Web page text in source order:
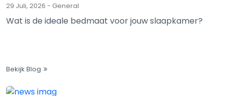
29 Juli, 2026 - General
Wat is de ideale bedmaat voor jouw slaapkamer?
Bekijk Blog